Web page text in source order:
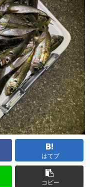
はてブ
コピー